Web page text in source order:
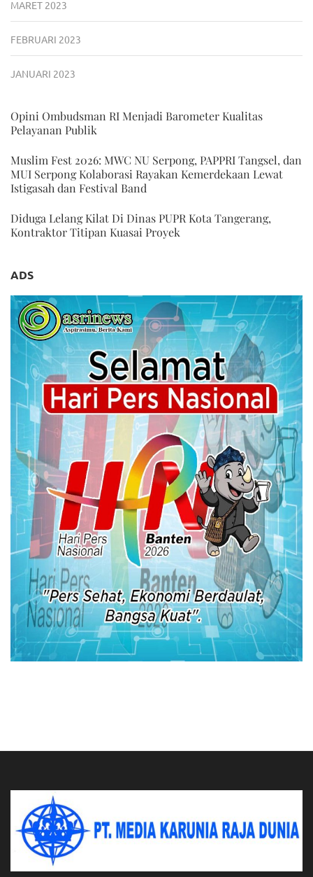
MARET 2023
FEBRUARI 2023
JANUARI 2023
Opini Ombudsman RI Menjadi Barometer Kualitas
Pelayanan Publik
Muslim Fest 2026: MWC NU Serpong, PAPPRI Tangsel, dan
MUI Serpong Kolaborasi Rayakan Kemerdekaan Lewat
Istigasah dan Festival Band
Diduga Lelang Kilat Di Dinas PUPR Kota Tangerang,
Kontraktor Titipan Kuasai Proyek
ADS